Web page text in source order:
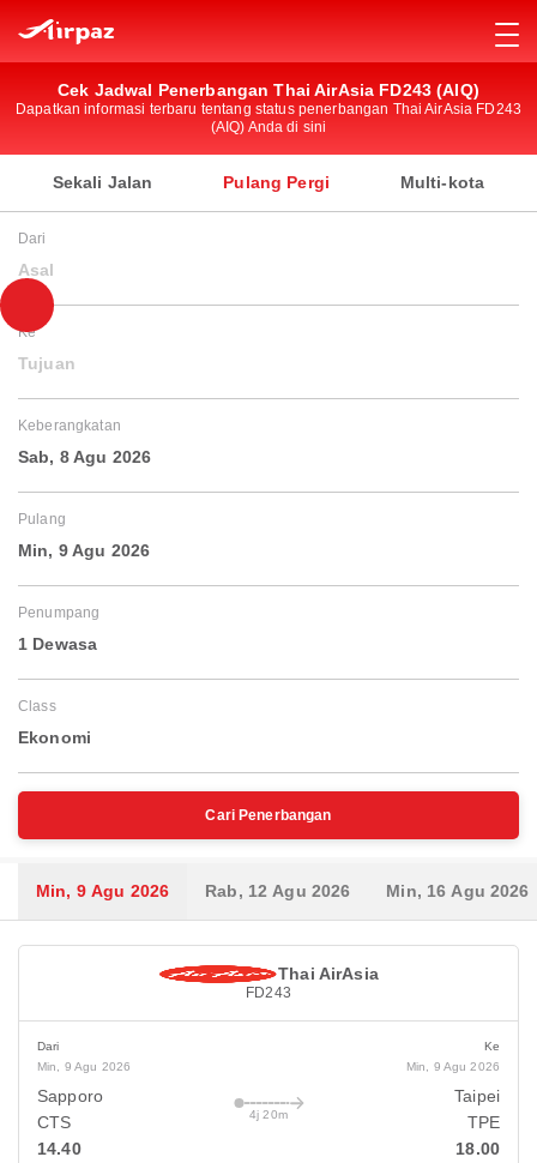
Cek Jadwal Penerbangan Thai AirAsia FD243 (AIQ)
Dapatkan informasi terbaru tentang status penerbangan Thai AirAsia FD243
(AIQ) Anda di sini
Sekali Jalan Pulang Pergi Multi-kota
Dari
Asal
Ke
Tujuan
Keberangkatan
Sab, 8 Agu 2026
Pulang
Min, 9 Agu 2026
Penumpang
1 Dewasa
Class
Ekonomi
Cari Penerbangan
Min, 9 Agu 2026 Rab, 12 Agu 2026 Min, 16 Agu 2026
Thai AirAsia
FD243
Dari
Min, 9 Agu 2026
Sapporo
CTS
14.40
4j 20m
Ke
Min, 9 Agu 2026
Taipei
TPE
18.00